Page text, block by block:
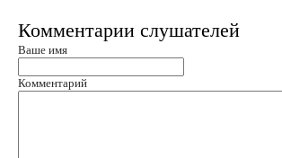
Комментарии слушателей
Ваше имя
Комментарий